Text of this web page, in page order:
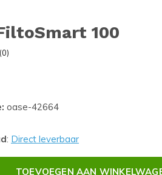
100
(0)
oase-42664
: Direct leverbaar
TOEVOEGEN AAN